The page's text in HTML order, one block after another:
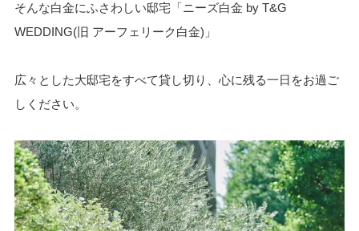
そんな白金にふさわしい邸宅「ニーズ白金 by T&G
WEDDING(旧 アーフェリーク白金)」
広々とした大邸宅をすべて貸し切り、心に残る一日をお過ご
しください。